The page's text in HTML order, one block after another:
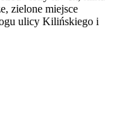
zielone miejsce
ulicy Kilińskiego i